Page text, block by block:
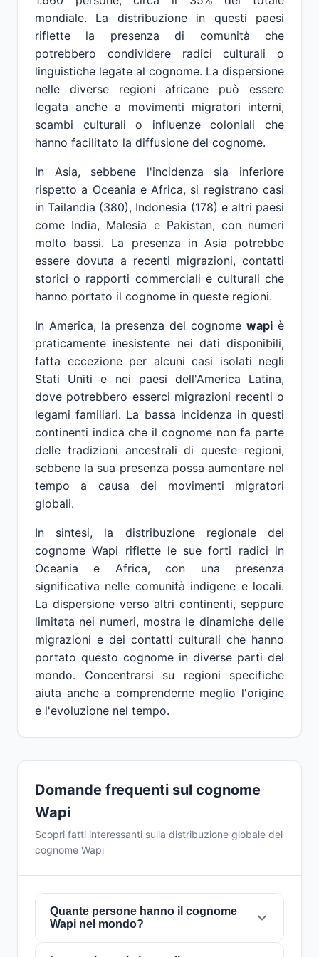
mondiale. La distribuzione in questi paesi
riflette la presenza di comunità che
potrebbero condividere radici culturali o
linguistiche legate al cognome. La dispersione
nelle diverse regioni africane può essere
legata anche a movimenti migratori interni,
scambi culturali o influenze coloniali che
hanno facilitato la diffusione del cognome.
In Asia, sebbene l'incidenza sia inferiore
rispetto a Oceania e Africa, si registrano casi
in Tailandia (380), Indonesia (178) e altri paesi
come India, Malesia e Pakistan, con numeri
molto bassi. La presenza in Asia potrebbe
essere dovuta a recenti migrazioni, contatti
storici o rapporti commerciali e culturali che
hanno portato il cognome in queste regioni.
In America, la presenza del cognome wapi è
praticamente inesistente nei dati disponibili,
fatta eccezione per alcuni casi isolati negli
Stati Uniti e nei paesi dell'America Latina,
dove potrebbero esserci migrazioni recenti o
legami familiari. La bassa incidenza in questi
continenti indica che il cognome non fa parte
delle tradizioni ancestrali di queste regioni,
sebbene la sua presenza possa aumentare nel
tempo a causa dei movimenti migratori
globali.
In sintesi, la distribuzione regionale del
cognome Wapi riflette le sue forti radici in
Oceania e Africa, con una presenza
significativa nelle comunità indigene e locali.
La dispersione verso altri continenti, seppure
limitata nei numeri, mostra le dinamiche delle
migrazioni e dei contatti culturali che hanno
portato questo cognome in diverse parti del
mondo. Concentrarsi su regioni specifiche
aiuta anche a comprenderne meglio l'origine
e l'evoluzione nel tempo.
Domande frequenti sul cognome
Wapi
Scopri fatti interessanti sulla distribuzione globale del
cognome Wapi
Quante persone hanno il cognome
Wapi nel mondo?